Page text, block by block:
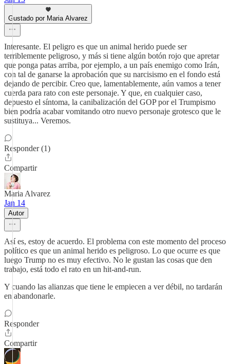
Gustado por Maria Alvarez
Interesante. El peligro es que un animal herido puede ser
terriblemente peligroso, y más si tiene algún botón rojo que apretar
que ponga patas arriba, por ejemplo, a un país enemigo como Irán,
con tal de ganarse la aprobación que su narcisismo en el fondo está
dejando de percibir. Creo que, lamentablemente, aún vamos a tener
cuerda para rato con este personaje. Y que, en cualquier caso,
depuesto el síntoma, la canibalización del GOP por el Trumpismo
bien podría acabar vomitando otro nuevo personaje grotesco que le
sustituya... Veremos.
Responder (1)
Compartir
Maria Alvarez
Jan 14
Autor
Así es, estoy de acuerdo. El problema con este momento del proceso
político es que un animal herido es peligroso. Lo que ocurre es que
luego Trump no es muy efectivo. No le gustan las cosas que den
trabajo, está todo el rato en un hit-and-run.
Y cuando las alianzas que tiene le empiecen a ver débil, no tardarán
en abandonarle.
Responder
Compartir